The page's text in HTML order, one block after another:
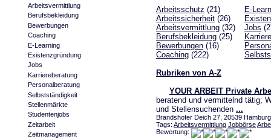
Arbeitsvermittlung
Berufsbekleidung
Bewerbungen
Coaching
E-Learning
Existenzgründung
Jobs
Karriereberatung
Personalberatung
Selbstständigkeit
Stellenmärkte
Studentenjobs
Zeitarbeit
Zeitmanagement
Arbeitsschutz (21)
Arbeitssicherheit (26)
Arbeitsvermittlung (32)
Berufsbekleidung (25)
Bewerbungen (16)
Coaching (222)
E-
Jobs
Rubriken von A-Z
YOUR ARBEIT Private
beratend und vermittelnd tätig;
und Stellensuchenden ...
Brandshofer Deich 27, 20539
Tags: Arbeitsvermittlung Jobbörse
Bewertung: